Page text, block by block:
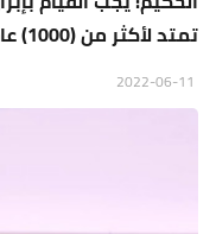
تمتد لأكثر من (1000) عام